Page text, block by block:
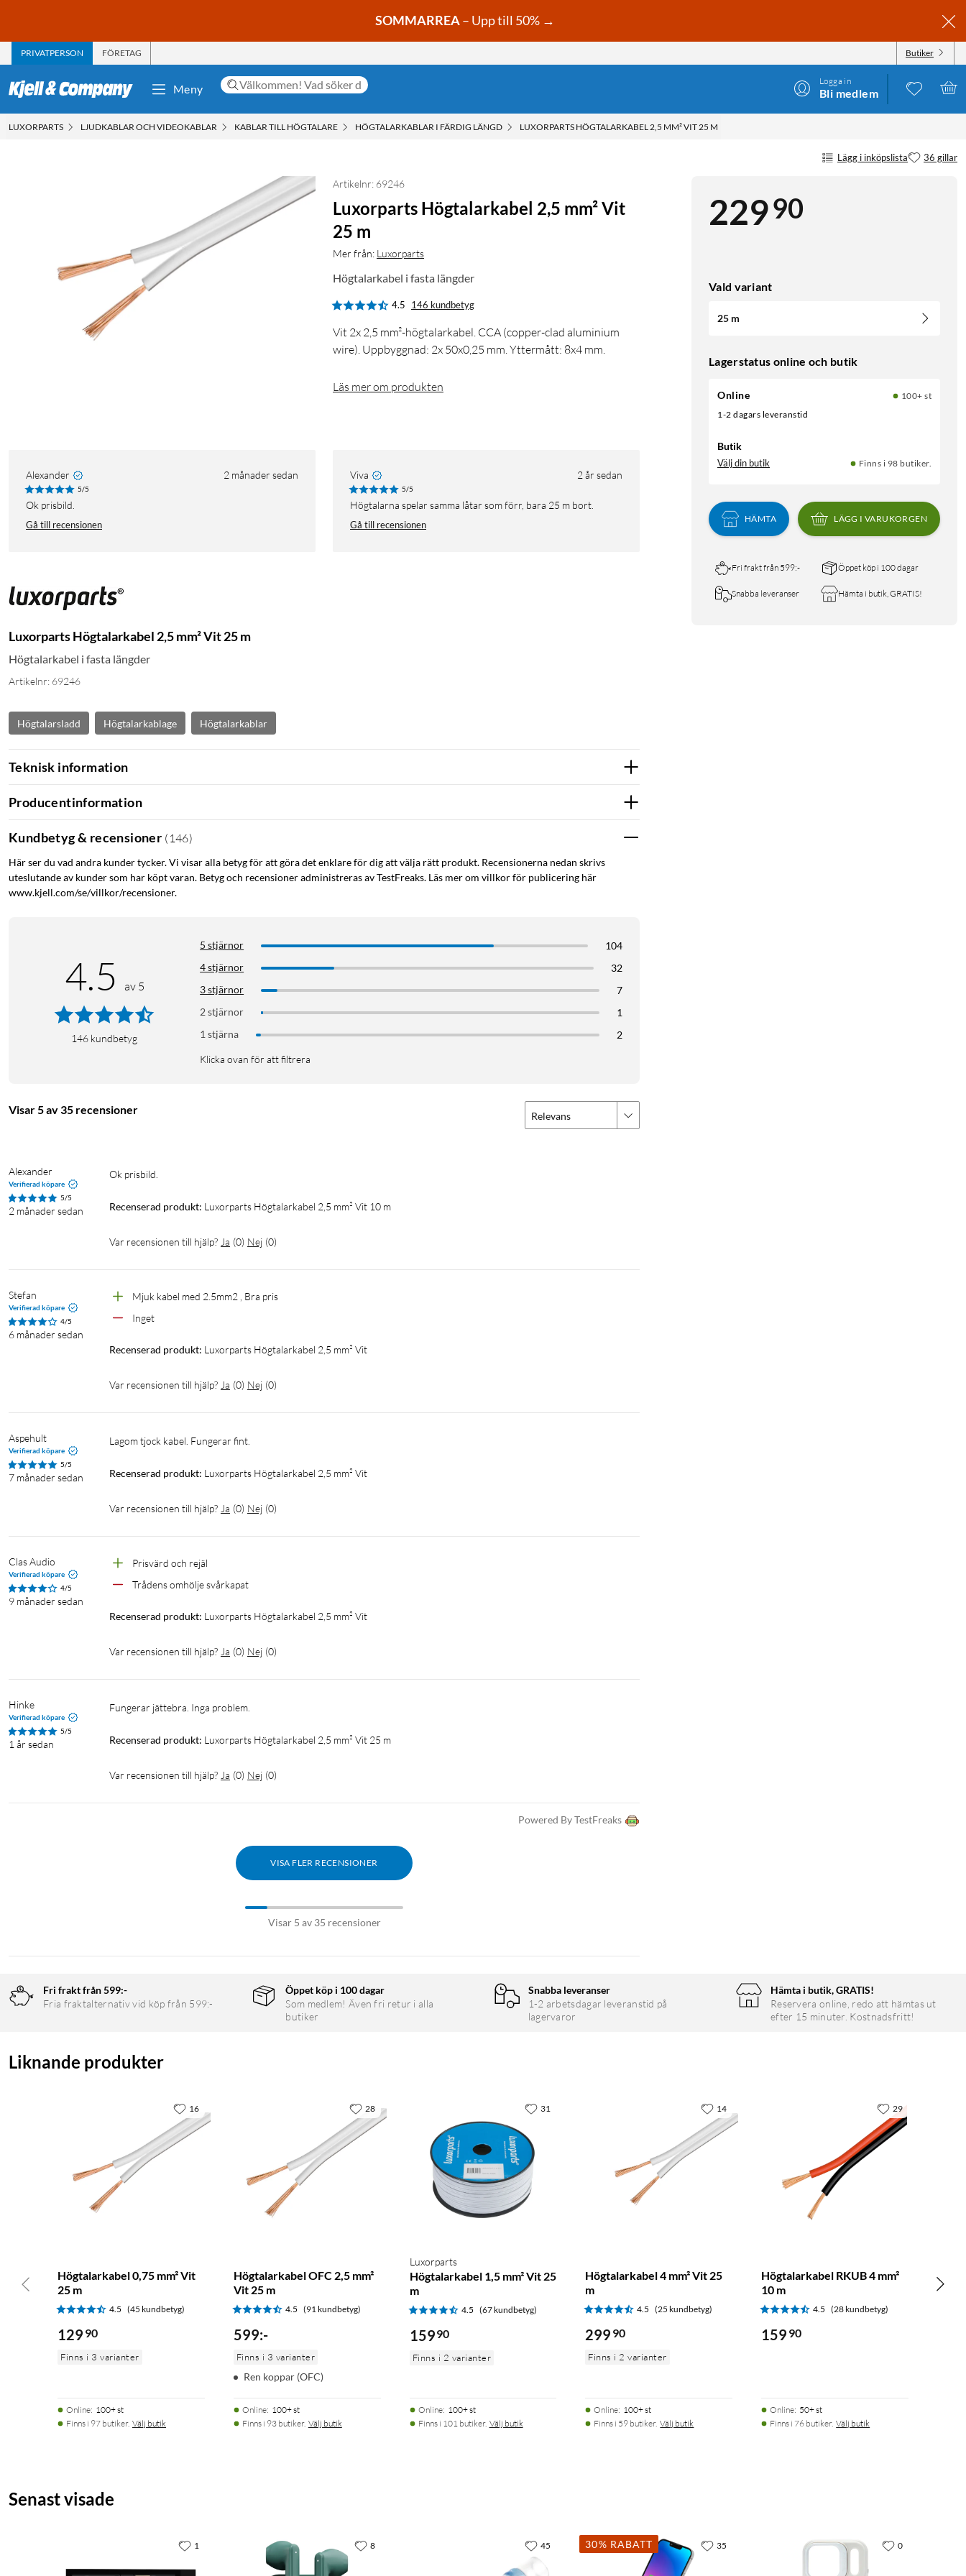
SOMMARREA– Upp till 50% →
PRIVATPERSON FÖRETAG Butiker
Meny
Logga in
Bli medlem
LUXORPARTS LJUDKABLAR OCH VIDEOKABLAR KABLAR TILL HÖGTALARE HÖGTALARKABLAR I FÄRDIG LÄNGD LUXORPARTS HÖGTALARKABEL 2,5 MM² VIT 25 M
Lägg i inköpslista 36 gillar
22990
Vald variant
25 m
Lagerstatus online och butik
Online
100+ st
1-2 dagars leveranstid
Butik
Välj din butik Finns i 98 butiker.
HÄMTA LÄGG I VARUKORGEN
Fri frakt från 599:- Öppet köp i 100 dagar
Snabba leveranser Hämta i butik, GRATIS!
Artikelnr: 69246
Luxorparts Högtalarkabel 2,5 mm² Vit
25 m
Mer från: Luxorparts
Högtalarkabel i fasta längder
4.5 146 kundbetyg
Vit 2x 2,5 mm²-högtalarkabel. CCA (copper-clad aluminium
wire). Uppbyggnad: 2x 50x0,25 mm. Yttermått: 8x4 mm.
Läs mer om produkten
Alexander 2 månader sedan
5/5
Ok prisbild.
Gå till recensionen
Viva 2 år sedan
5/5
Högtalarna spelar samma låtar som förr, bara 25 m bort.
Gå till recensionen
Luxorparts Högtalarkabel 2,5 mm² Vit 25 m
Högtalarkabel i fasta längder
Artikelnr: 69246
Högtalarsladd Högtalarkablage Högtalarkablar
Teknisk information
Producentinformation
Kundbetyg & recensioner ( 146)
Här ser du vad andra kunder tycker. Vi visar alla betyg för att göra det enklare för dig att välja rätt produkt. Recensionerna nedan skrivs
uteslutande av kunder som har köpt varan. Betyg och recensioner administreras av TestFreaks. Läs mer om villkor för publicering här
www.kjell.com/se/villkor/recensioner.
4.5 av 5
146 kundbetyg
5 stjärnor
104
4 stjärnor
32
3 stjärnor
7
2 stjärnor
1
1 stjärna
2
Klicka ovan för att filtrera
Visar 5 av 35 recensioner Relevans
Alexander
Verifierad köpare
5/5
2 månader sedan
Ok prisbild.
Recenserad produkt: Luxorparts Högtalarkabel 2,5 mm² Vit 10 m
Var recensionen till hjälp? Ja (0) Nej (0)
Stefan
Verifierad köpare
4/5
6 månader sedan
Mjuk kabel med 2.5mm2 , Bra pris
Inget
Recenserad produkt: Luxorparts Högtalarkabel 2,5 mm² Vit
Var recensionen till hjälp? Ja (0) Nej (0)
Aspehult
Verifierad köpare
5/5
7 månader sedan
Lagom tjock kabel. Fungerar fint.
Recenserad produkt: Luxorparts Högtalarkabel 2,5 mm² Vit
Var recensionen till hjälp? Ja (0) Nej (0)
Clas Audio
Verifierad köpare
4/5
9 månader sedan
Prisvärd och rejäl
Trådens omhölje svårkapat
Recenserad produkt: Luxorparts Högtalarkabel 2,5 mm² Vit
Var recensionen till hjälp? Ja (0) Nej (0)
Hinke
Verifierad köpare
5/5
1 år sedan
Fungerar jättebra. Inga problem.
Recenserad produkt: Luxorparts Högtalarkabel 2,5 mm² Vit 25 m
Var recensionen till hjälp? Ja (0) Nej (0)
Powered By TestFreaks
VISA FLER RECENSIONER
Visar 5 av 35 recensioner
Fri frakt från 599:-
Fria fraktalternativ vid köp från 599:-
Öppet köp i 100 dagar
Som medlem! Även fri retur i alla
butiker
Snabba leveranser
1-2 arbetsdagar leveranstid på
lagervaror
Hämta i butik, GRATIS!
Reservera online, redo att hämtas ut
efter 15 minuter. Kostnadsfritt!
Liknande produkter
Högtalarkabel 0,75 mm² Vit
25 m
4.5 (45 kundbetyg)
129 90
Finns i 3 varianter
Online: 100+ st
Finns i 97 butiker. Välj butik
16
Högtalarkabel OFC 2,5 mm²
Vit 25 m
4.5 (91 kundbetyg)
599:-
Finns i 3 varianter
Ren koppar (OFC)
Online: 100+ st
Finns i 93 butiker. Välj butik
28
Luxorparts
Högtalarkabel 1,5 mm² Vit 25
m
4.5 (67 kundbetyg)
15990
Finns i 2 varianter
Online: 100+ st
Finns i 101 butiker. Välj butik
31
Högtalarkabel 4 mm² Vit 25
m
4.5 (25 kundbetyg)
299 90
Finns i 2 varianter
Online: 100+ st
Finns i 59 butiker. Välj butik
14
Högtalarkabel RKUB 4 mm²
10 m
4.5 (28 kundbetyg)
159 90
Online: 50+ st
Finns i 76 butiker. Välj butik
29
Senast visade
1 8 45 30% RABATT 35 0